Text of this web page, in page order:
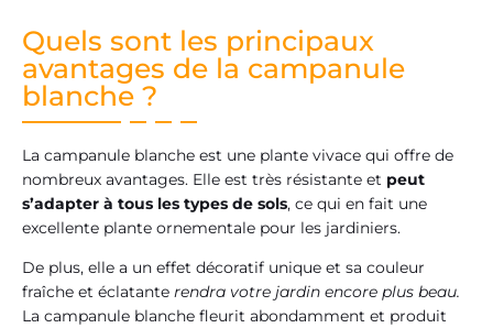
Quels sont les principaux
avantages de la campanule
blanche ?
La campanule blanche est une plante vivace qui offre de
nombreux avantages. Elle est très résistante et peut
s’adapter à tous les types de sols, ce qui en fait une
excellente plante ornementale pour les jardiniers.
De plus, elle a un effet décoratif unique et sa couleur
fraîche et éclatante rendra votre jardin encore plus beau.
La campanule blanche fleurit abondamment et produit